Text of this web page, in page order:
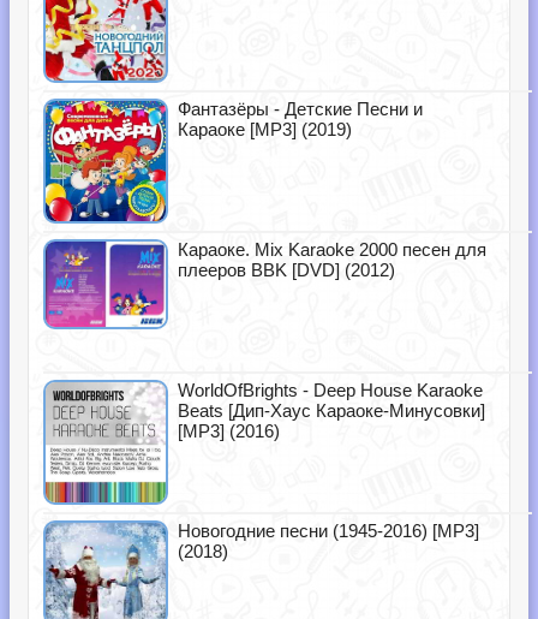
Фантазёры - Детские Песни и
Караоке [MP3] (2019)
Караоке. Mix Karaoke 2000 песен для
плееров BBK [DVD] (2012)
WorldOfBrights - Deep House Karaoke
Beats [Дип-Хаус Караоке-Минусовки]
[MP3] (2016)
Новогодние песни (1945-2016) [MP3]
(2018)